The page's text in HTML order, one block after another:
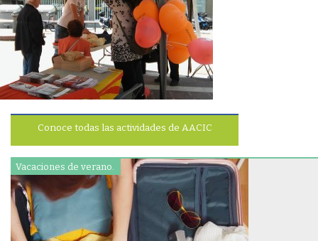
Conoce todas las actividades de AACIC
Vacaciones de verano.